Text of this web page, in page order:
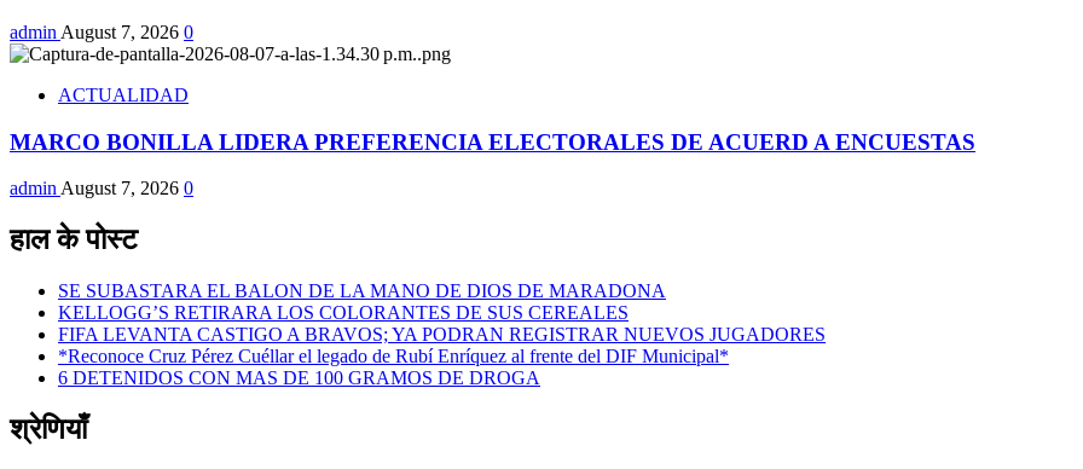
admin August 7, 2026 0
ACTUALIDAD
MARCO BONILLA LIDERA PREFERENCIA ELECTORALES DE ACUERD A ENCUESTAS
adminAugust 7, 2026 0
हाल के पोस्ट
SE SUBASTARA EL BALON DE LA MANO DE DIOS DE MARADONA
KELLOGG’S RETIRARA LOS COLORANTES DE SUS CEREALES
FIFA LEVANTA CASTIGO A BRAVOS; YA PODRAN REGISTRAR NUEVOS JUGADORES
*Reconoce Cruz Pérez Cuéllar el legado de Rubí Enríquez al frente del DIF Municipal*
6 DETENIDOS CON MAS DE 100 GRAMOS DE DROGA
श्रेणियाँ